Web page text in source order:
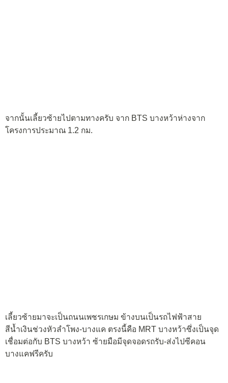
จากนั้นเลี้ยวซ้ายไปตามทางครับ จาก BTS บางหว้าห่างจาก
โครงการประมาณ 1.2 กม.
เลี้ยวซ้ายมาจะเป็นถนนเพชรเกษม ข้างบนเป็นรถไฟฟ้าสาย
สีน้ำเงินช่วงหัวลำโพง-บางแค ตรงนี้คือ MRT บางหว้าซึ่งเป็นจุด
เชื่อมต่อกับ BTS บางหว้า ซ้ายมือมีจุดจอดรถรับ-ส่งไปซีคอน
บางแคฟรีครับ